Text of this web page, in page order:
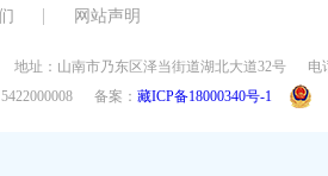
网站声明
地址：山南市乃东区泽当街道湖北大道32号
电
备案： 藏ICP备18000340号-1